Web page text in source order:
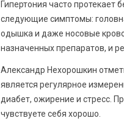
Гипертония часто
следующие симптомы:
одышка и даже носовые
назначенных препаратов, и
Александр Нехорошкин
является регулярное
диабет, ожирение и стресс.
чувствуете себя хорошо.